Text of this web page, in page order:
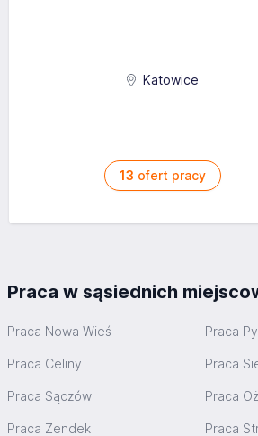
Katowice
13 ofert pracy
Praca w sąsiednich
Praca Nowa Wieś Praca
Praca Celiny Praca
Praca Sączów Praca
Praca Zendek Praca